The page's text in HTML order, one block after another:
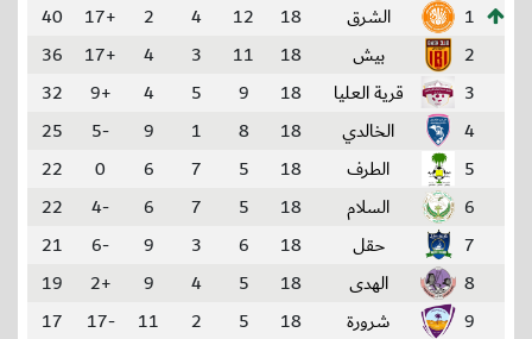
1
الشرق 18
12
4
2
+17
40
2
بيش 18
11
3
4
+17
36
3
قرية العليا 18
9
5
4
+9
32
4
الخالدي 18
8
1
9
-5
25
5
الطرف 18
5
7
6
0
22
6
السلام 18
5
7
6
-4
22
7
حقل 18
6
3
9
-6
21
8
الهدى 18
5
4
9
+2
19
9
شرورة 18
5
2
11
-17
17